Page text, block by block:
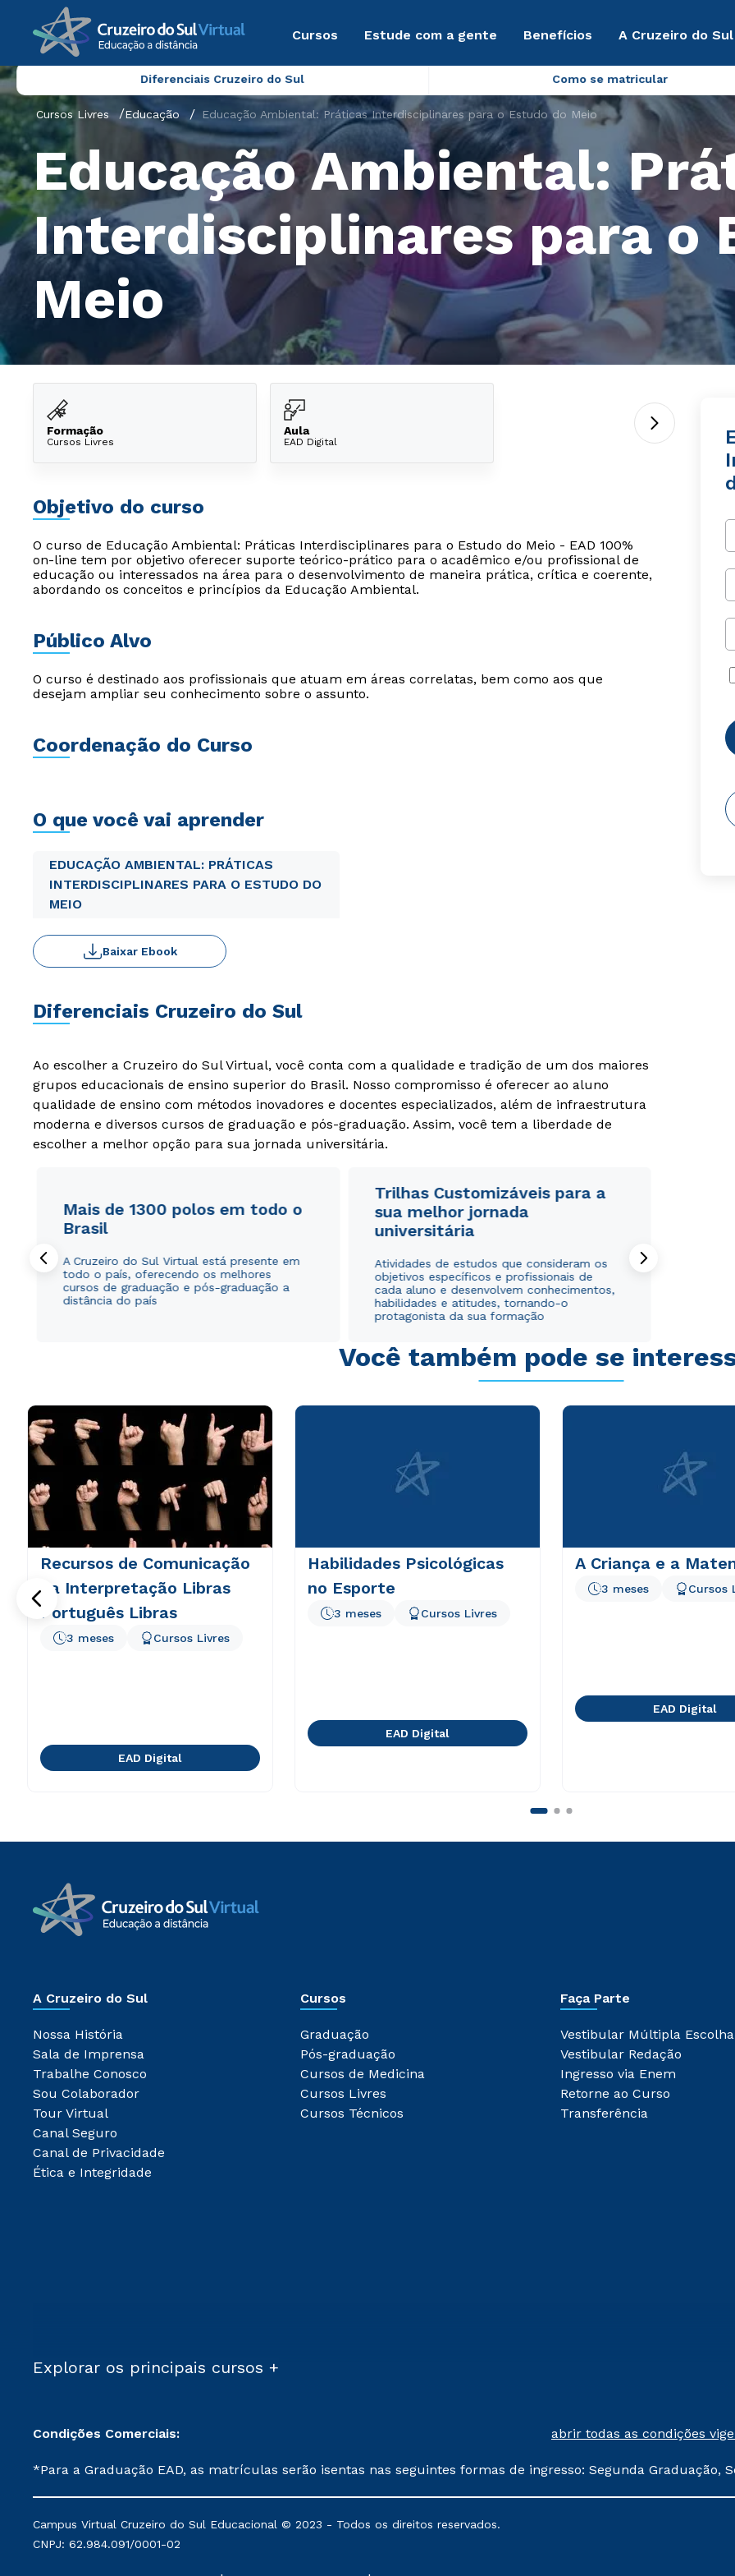
Cursos Estude com a gente Benefícios A Cruzeiro do
Diferenciais Cruzeiro do Sul Como se matricular
Cursos Livres Educação Educação Ambiental: Práticas Interdisciplinares para o Estudo do Meio
Educação Ambiental:
Interdisciplinares para o
Meio
Formação
Cursos Livres
Aula
EAD Digital
Objetivo do curso
O curso de Educação Ambiental: Práticas Interdisciplinares para o Estudo do Meio - EAD 100%
on-line tem por objetivo oferecer suporte teórico-prático para o acadêmico e/ou profissional de
educação ou interessados na área para o desenvolvimento de maneira prática, crítica e coerente,
abordando os conceitos e princípios da Educação Ambiental.
Público Alvo
O curso é destinado aos profissionais que atuam em áreas correlatas, bem como aos que
desejam ampliar seu conhecimento sobre o assunto.
Coordenação do Curso
O que você vai aprender
EDUCAÇÃO AMBIENTAL: PRÁTICAS
INTERDISCIPLINARES PARA O ESTUDO DO
MEIO
Baixar Ebook
Diferenciais Cruzeiro do Sul
Ao escolher a Cruzeiro do Sul Virtual, você conta com a qualidade e tradição de um dos maiores
grupos educacionais de ensino superior do Brasil. Nosso compromisso é oferecer ao aluno
qualidade de ensino com métodos inovadores e docentes especializados, além de infraestrutura
moderna e diversos cursos de graduação e pós-graduação. Assim, você tem a liberdade de
escolher a melhor opção para sua jornada universitária.
Mais de 1300 polos em todo o
Brasil
A Cruzeiro do Sul Virtual está presente em
todo o país, oferecendo os melhores
cursos de graduação e pós-graduação a
distância do país
Trilhas Customizáveis para a
sua melhor jornada
universitária
Atividades de estudos que consideram os
objetivos específicos e profissionais de
cada aluno e desenvolvem conhecimentos,
habilidades e atitudes, tornando-o
protagonista da sua formação
Você também pode se
Recursos de Comunicação
na Interpretação Libras
Português Libras
3 meses Cursos Livres
EAD Digital
Habilidades Psicológicas
no Esporte
3 meses Cursos Livres
EAD Digital
A Criança e a
3 meses Cursos
EAD Digital
A Cruzeiro do Sul
Nossa História
Sala de Imprensa
Trabalhe Conosco
Sou Colaborador
Tour Virtual
Canal Seguro
Canal de Privacidade
Ética e Integridade
Cursos
Graduação
Pós-graduação
Cursos de Medicina
Cursos Livres
Cursos Técnicos
Faça Parte
Vestibular Múltipla Escolha
Vestibular Redação
Ingresso via Enem
Retorne ao Curso
Transferência
Explorar os principais cursos +
Condições Comerciais: abrir todas as condições
*Para a Graduação EAD, as matrículas serão isentas nas seguintes formas de ingresso: Segunda Graduação,
mantidos conforme negociação. Descontos institucionais poderão sofrer alterações nos períodos de
serviços.
Campus Virtual Cruzeiro do Sul Educacional © 2023 - Todos os direitos reservados.
CNPJ: 62.984.091/0001-02
Rápido e fácil
WhatsApp
ou
autorizo que meus dados sejam utilizados para o
Rápido e fácil
WhatsApp
ou
autorizo que meus dados sejam utilizados para o